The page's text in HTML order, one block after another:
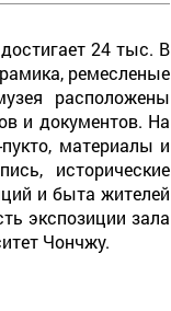
24 тыс. В
ремесленые
расположены
и документов. На
материалы и
исторические
и быта жителей
экспозиции зала
Чончжу.